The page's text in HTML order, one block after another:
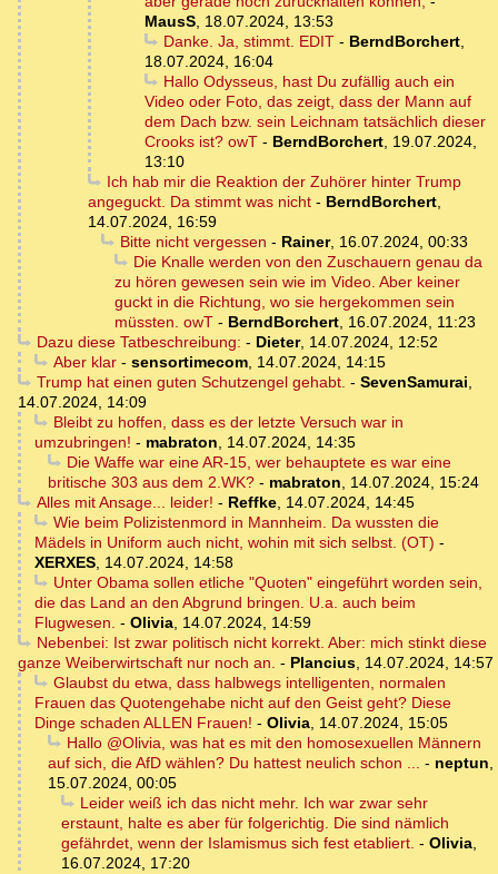
MausS, 18.07.2024, 13:53
Danke. Ja, stimmt. EDIT- BerndBorchert,
18.07.2024, 16:04
Hallo Odysseus, hast Du zufällig auch ein
Video oder Foto, das zeigt, dass der Mann auf
dem Dach bzw. sein Leichnam tatsächlich dieser
Crooks ist? owT - BerndBorchert, 19.07.2024,
13:10
Ich hab mir die Reaktion der Zuhörer hinter Trump
angeguckt. Da stimmt was nicht - BerndBorchert,
14.07.2024, 16:59
Bitte nicht vergessen - Rainer, 16.07.2024, 00:33
Die Knalle werden von den Zuschauern genau da
zu hören gewesen sein wie im Video. Aber keiner
guckt in die Richtung, wo sie hergekommen sein
müssten. owT - BerndBorchert, 16.07.2024, 11:23
Dazu diese Tatbeschreibung: - Dieter, 14.07.2024, 12:52
Aber klar- sensortimecom, 14.07.2024, 14:15
Trump hat einen guten Schutzengel gehabt. - SevenSamurai,
14.07.2024, 14:09
Bleibt zu hoffen, dass es der letzte Versuch war in
umzubringen! - mabraton, 14.07.2024, 14:35
Die Waffe war eine AR-15, wer behauptete es war eine
britische 303 aus dem 2.WK? - mabraton, 14.07.2024, 15:24
Alles mit Ansage... leider! - Reffke, 14.07.2024, 14:45
Wie beim Polizistenmord in Mannheim. Da wussten die
Mädels in Uniform auch nicht, wohin mit sich selbst. (OT) -
XERXES, 14.07.2024, 14:58
Unter Obama sollen etliche "Quoten" eingeführt worden sein,
die das Land an den Abgrund bringen. U.a. auch beim
Flugwesen. - Olivia, 14.07.2024, 14:59
Nebenbei: Ist zwar politisch nicht korrekt. Aber: mich stinkt diese
ganze Weiberwirtschaft nur noch an. - Plancius, 14.07.2024, 14:57
Glaubst du etwa, dass halbwegs intelligenten, normalen
Frauen das Quotengehabe nicht auf den Geist geht? Diese
Dinge schaden ALLEN Frauen! - Olivia, 14.07.2024, 15:05
Hallo @Olivia, was hat es mit den homosexuellen Männern
auf sich, die AfD wählen? Du hattest neulich schon ... - neptun,
15.07.2024, 00:05
Leider weiß ich das nicht mehr. Ich war zwar sehr
erstaunt, halte es aber für folgerichtig. Die sind nämlich
gefährdet, wenn der Islamismus sich fest etabliert. - Olivia,
16.07.2024, 17:20